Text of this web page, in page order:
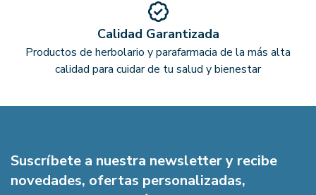
Calidad Garantizada
Productos de herbolario y parafarmacia de la más alta
calidad para cuidar de tu salud y bienestar
Suscríbete a nuestra newsletter y recibe
novedades, ofertas personalizadas,